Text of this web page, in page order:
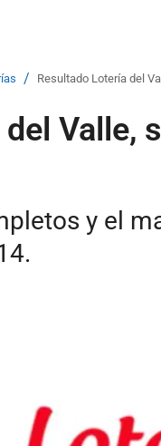
/ Resultado Lotería del
Valle,
y el